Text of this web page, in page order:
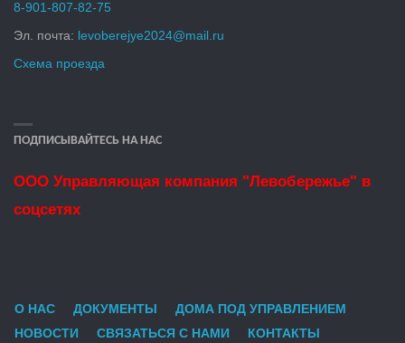
8-901-807-82-75
Эл. почта: levoberejye2024@mail.ru
Схема проезда
ПОДПИСЫВАЙТЕСЬ НА НАС
ООО Управляющая компания "Левобережье" в
соцсетях
О НАС ДОКУМЕНТЫ
ДОМА ПОД УПРАВЛЕНИЕМ
НОВОСТИ
СВЯЗАТЬСЯ С НАМИ КОНТАКТЫ